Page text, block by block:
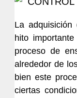
La
hito
proceso de
alrededor de
bien este
ciertas